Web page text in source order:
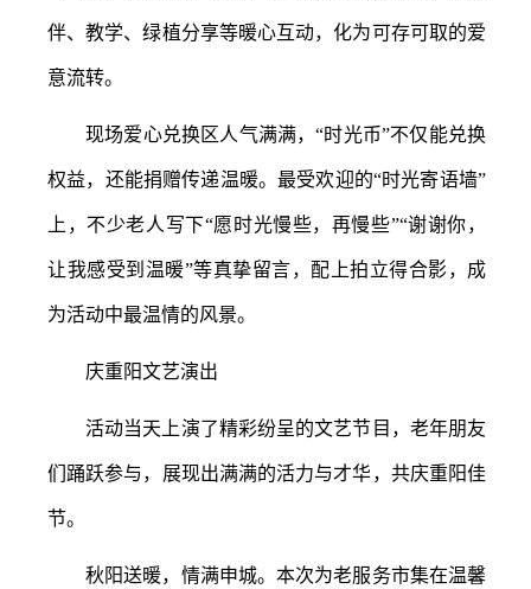
伴、教学、绿植分享等暖心互动，化为可存可取的爱
意流转。
现场爱心兑换区人气满满，“时光币”不仅能兑换
权益，还能捐赠传递温暖。最受欢迎的“时光寄语墙”
上，不少老人写下“愿时光慢些，再慢些”“谢谢你，
让我感受到温暖”等真挚留言，配上拍立得合影，成
为活动中最温情的风景。
庆重阳文艺演出
活动当天上演了精彩纷呈的文艺节目，老年朋友
们踊跃参与，展现出满满的活力与才华，共庆重阳佳
节。
秋阳送暖，情满申城。本次为老服务市集在温馨